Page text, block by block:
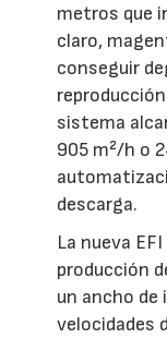
metros que
claro,
conseguir
sistema
905 m²/h o
descarga.
La nueva
producción
un ancho de
velocidades